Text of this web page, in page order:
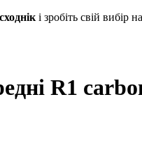
і зробіть свій вибір
R1